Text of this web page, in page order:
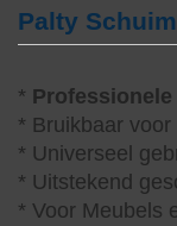
Palty
* Professionele
* Bruikbaar
* Universeel
* Uitstekend
* Voor Meubels